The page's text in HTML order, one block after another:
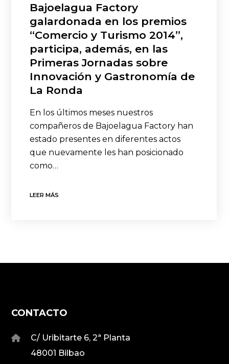
Bajoelagua Factory
galardonada en los premios
“Comercio y Turismo 2014”,
participa, además, en las
Primeras Jornadas sobre
Innovación y Gastronomía de
La Ronda
En los últimos meses nuestros
compañeros de Bajoelagua Factory han
estado presentes en diferentes actos
que nuevamente les han posicionado
como…
LEER MÁS
CONTACTO
C/ Uribitarte 6, 2ª Planta
48001 Bilbao